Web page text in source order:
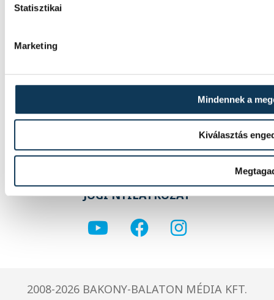
Statisztikai
Marketing
Mindennek a
Kiválasztás
versenyszámában a párizsi Európa-
IMPRESSZUM
JOGI NYILATKOZAT
2008-2026 BAKONY-BALATON MÉDIA KFT.